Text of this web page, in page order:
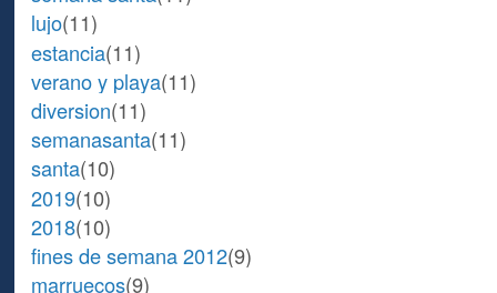
lujo(11)
estancia(11)
verano y playa(11)
diversion(11)
semanasanta(11)
santa(10)
2019(10)
2018(10)
fines de semana 2012(9)
marruecos(9)